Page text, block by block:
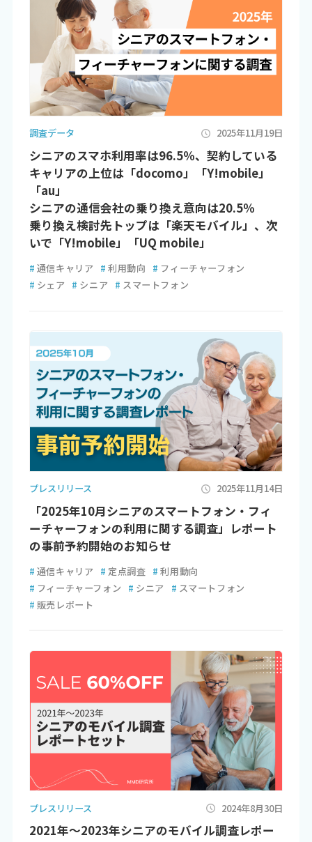
調査データ 2025年11月19日
シニアのスマホ利用率は96.5％、契約している
キャリアの上位は「docomo」「Y!mobile」
「au」
シニアの通信会社の乗り換え意向は20.5％
乗り換え検討先トップは「楽天モバイル」、次
いで「Y!mobile」「UQ mobile」
# 通信キャリア # 利用動向 # フィーチャーフォン
# シェア # シニア # スマートフォン
プレスリリース 2025年11月14日
「2025年10月シニアのスマートフォン・フィ
ーチャーフォンの利用に関する調査」レポート
の事前予約開始のお知らせ
# 通信キャリア # 定点調査 # 利用動向
# フィーチャーフォン # シニア # スマートフォン
# 販売レポート
プレスリリース 2024年8月30日
2021年～2023年シニアのモバイル調査レポー